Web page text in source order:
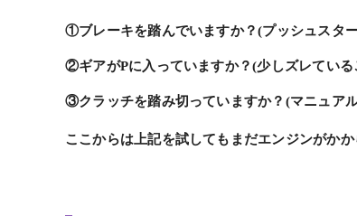
①ブレーキを踏んでいますか？(プッシュスタ
②ギアがPに入っていますか？(少しズレてい
③クラッチを踏み切っていますか？(マニュア
ここからは上記を試してもまだエンジンがか